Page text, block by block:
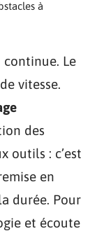
à
Le
vitesse.
des
outils : c’est
en
durée. Pour
et écoute